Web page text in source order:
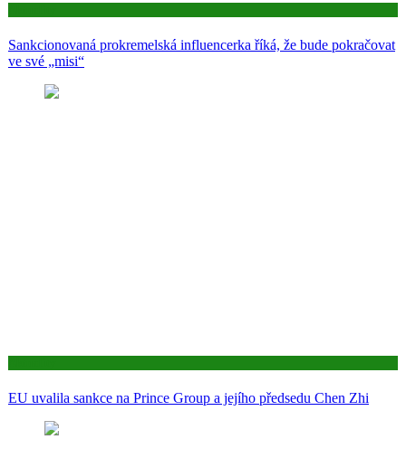
Sankcionovaná prokremelská influencerka říká, že bude pokračovat
ve své „misi“
EU uvalila sankce na Prince Group a jejího předsedu Chen Zhi